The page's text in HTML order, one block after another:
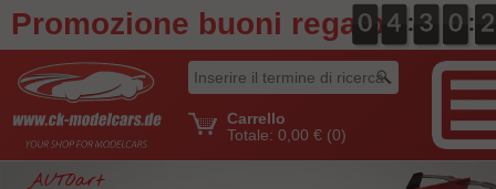
Promozione buoni regalo
0
0
0 0
4
4 : 0
3
3 0
0
0 : 0
2
2
Carrello
Totale: 0,00 € (0)
AUTOart